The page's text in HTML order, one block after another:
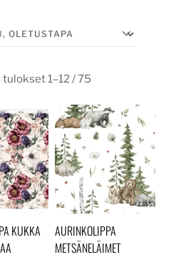
1–12 / 75
KUKKA
AURINKOLIPPA
METSÄNELÄIMET